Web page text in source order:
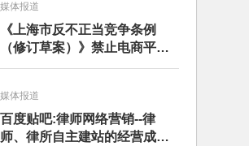
媒体报道
《上海市反不正当竞争条例
（修订草案）》禁⽌电商平台
签订独家协议——分析评述
媒体报道
百度贴吧:律师网络营销--律
师、律所自主建站的经营成本